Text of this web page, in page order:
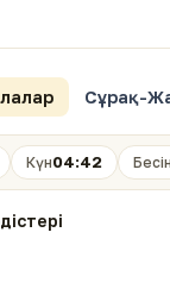
Сұрақ-
Күн04:42 Бесін